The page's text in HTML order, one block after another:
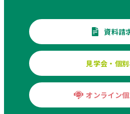
資料請
見学会・個
オンライン